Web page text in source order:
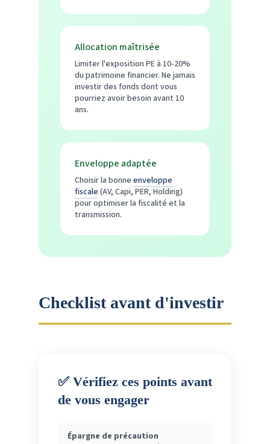
Allocation maîtrisée
Limiter l'exposition PE à 10-20%
du patrimoine financier. Ne jamais
investir des fonds dont vous
pourriez avoir besoin avant 10
ans.
Enveloppe adaptée
Choisir la bonne enveloppe
fiscale (AV, Capi, PER, Holding)
pour optimiser la fiscalité et la
transmission.
Checklist avant d'investir
✅ Vérifiez ces points avant
de vous engager
Épargne de précaution